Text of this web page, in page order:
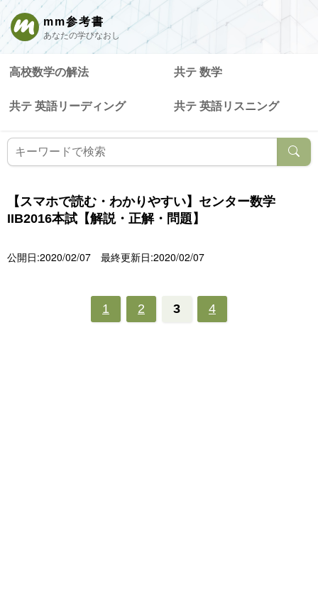
mm参考書
あなたの学びなおし
高校数学の解法 共テ 数学
共テ 英語リーディング 共テ 英語リスニング
【スマホで読む・わかりやすい】センター数学
IIB2016本試【解説・正解・問題】
公開日:2020/02/07 最終更新日:2020/02/07
1 2 3 4